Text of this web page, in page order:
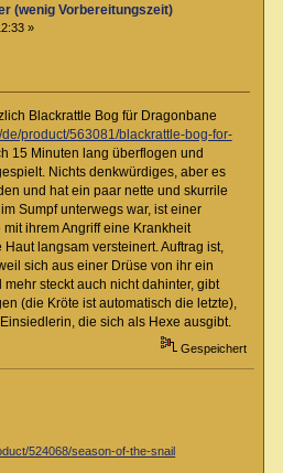
(wenig Vorbereitungszeit)
»
Blackrattle Bog für Dragonbane
product/563081/blackrattle-bog-for-
15 Minuten lang überflogen und
Nichts denkwürdiges, aber es
und hat ein paar nette und skurrile
Sumpf unterwegs war, ist einer
ihrem Angriff eine Krankheit
langsam versteinert. Auftrag ist,
sich aus einer Drüse von ihr ein
steckt auch nicht dahinter, gibt
(die Kröte ist automatisch die letzte),
die sich als Hexe ausgibt.
Gespeichert
524068/season-of-the-snail